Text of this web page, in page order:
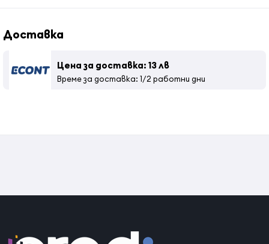
Доставка
Цена за доставка: 13 лв
Време за доставка: 1/2 работни дни